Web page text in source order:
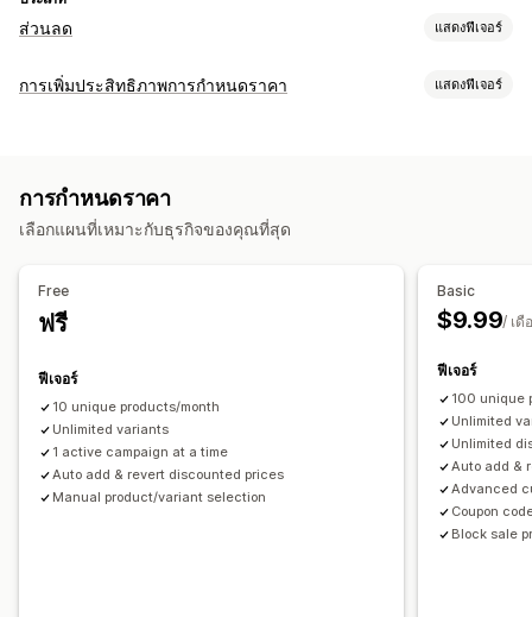
ส่วนลด แสดงฟีเจอร์
ประเภทส่วนลด
การจัดการส่วนลด
การเรียงซ้อนส่วนลด
การกำหนดเป้าหมาย
การแบ่งกลุ่ม
การเพิ่มประสิทธิภาพการกำหนดราคา แสดงฟีเจอร์
การแก้ไขจำนวนมาก
การกำหนดราคา
เลือกแผนที่เหมาะกับธุรกิจของคุณที่สุด
Free
ฟรี
ฟีเจอร์
10 unique products/month
Unlimited variants
1 active campaign at a time
Auto add & revert discounted prices
Manual product/variant selection
Basic
$9.99/ เดื
ฟีเจอร์
100 unique
Unlimited
Unlimited
Auto add &
Advanced
Coupon
Block sale